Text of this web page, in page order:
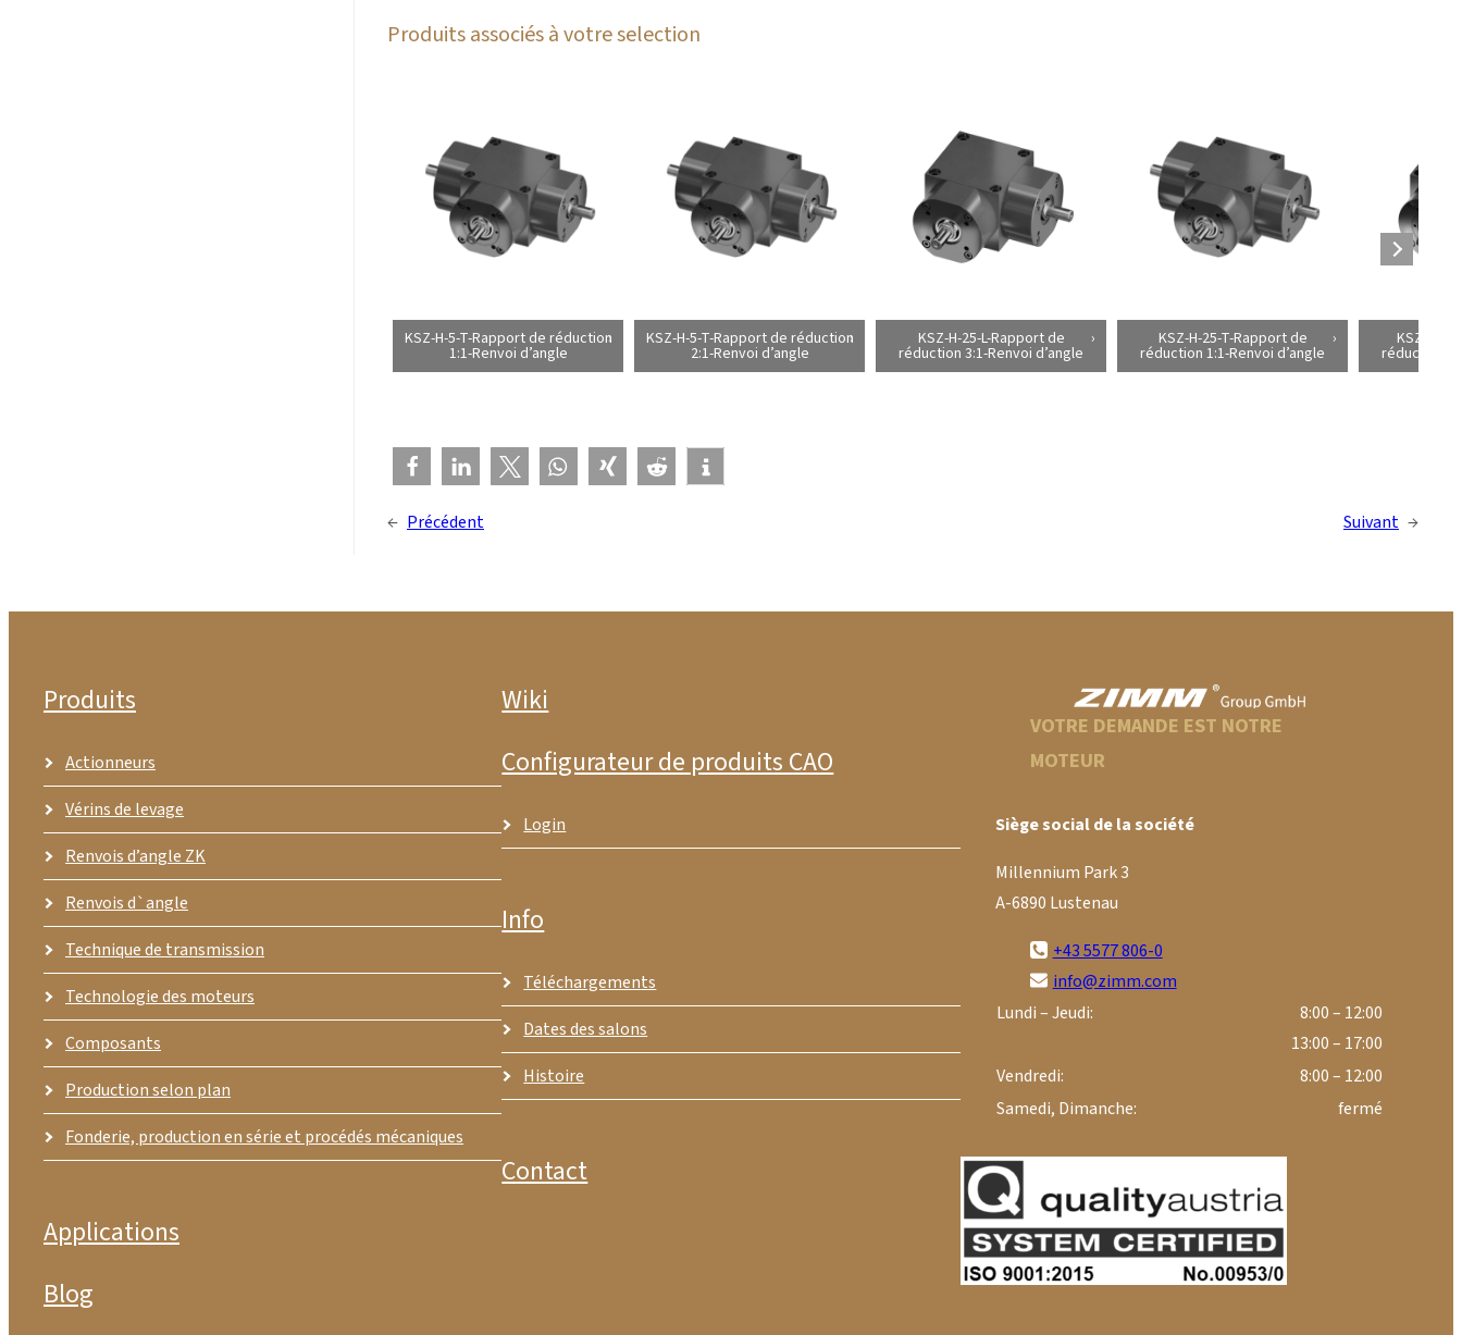
Produits associés à votre selection
KSZ-H-5-T-Rapport de réduction
1:1-Renvoi d’angle
KSZ-H-5-T-Rapport de réduction
2:1-Renvoi d’angle
KSZ-H-25-L-Rapport de
réduction 3:1-Renvoi d’angle
KSZ-H-25-T-Rapport de
réduction 1:1-Renvoi d’angle
KSZ-H-
réduction
← Précédent Suivant →
Produits
Actionneurs
Vérins de levage
Renvois d’angle ZK
Renvois d`angle
Technique de transmission
Technologie des moteurs
Composants
Production selon plan
Fonderie, production en série et procédés mécaniques
Applications
Blog
Wiki
Configurateur de produits CAO
Login
Info
Téléchargements
Dates des salons
Histoire
Contact
VOTRE DEMANDE EST NOTRE
MOTEUR
Siège social de la société
Millennium Park 3
A-6890 Lustenau
+43 5577 806-0
info@zimm.com
Lundi – Jeudi:
8:00 – 12:00
13:00 – 17:00
Vendredi:
8:00 – 12:00
Samedi, Dimanche:
fermé